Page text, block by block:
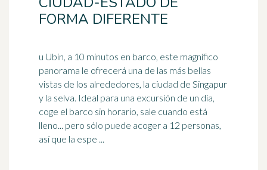
FORMA DIFERENTE
u Ubin, a 10 minutos en barco, este magnífico
panorama le ofrecerá una de las más bellas
vistas de los alrededores, la ciudad de Singapur
y la selva. Ideal para una excursión de un día,
coge el barco sin horario, sale cuando está
lleno... pero sólo puede acoger a 12 personas,
así que la espe ...